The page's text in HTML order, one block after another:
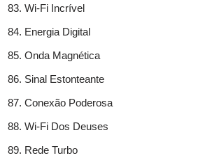
Wi-Fi Incrível
Energia Digital
Onda Magnética
Sinal Estonteante
Conexão Poderosa
Wi-Fi Dos Deuses
Rede Turbo